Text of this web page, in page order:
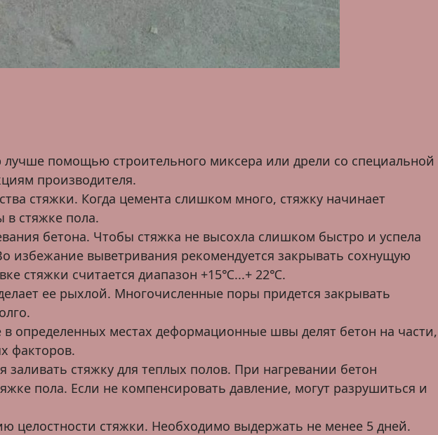
помощью строительного миксера или дрели со специальной
производителя.
стяжки. Когда цемента слишком много, стяжку начинает
в стяжке пола.
бетона. Чтобы стяжка не высохла слишком быстро и успела
избежание выветривания рекомендуется закрывать сохнущую
стяжки считается диапазон +15℃...+ 22℃.
ее рыхлой. Многочисленные поры придется закрывать
местах деформационные швы делят бетон на части,
факторов.
стяжку для теплых полов. При нагревании бетон
пола. Если не компенсировать давление, могут разрушиться и
целостности стяжки. Необходимо выдержать не менее 5 дней.